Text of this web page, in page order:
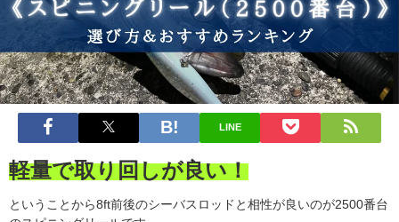
LINE
軽量で取り回しが良い！
ということから8ft前後のシーバスロッドと相性が良いのが2500番台